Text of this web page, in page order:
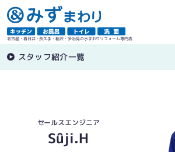
名古屋・春日井・長久手・稲沢・多治見の水まわりリフォーム専門店
スタッフ紹介一覧
セールスエンジニア
Sûji.H